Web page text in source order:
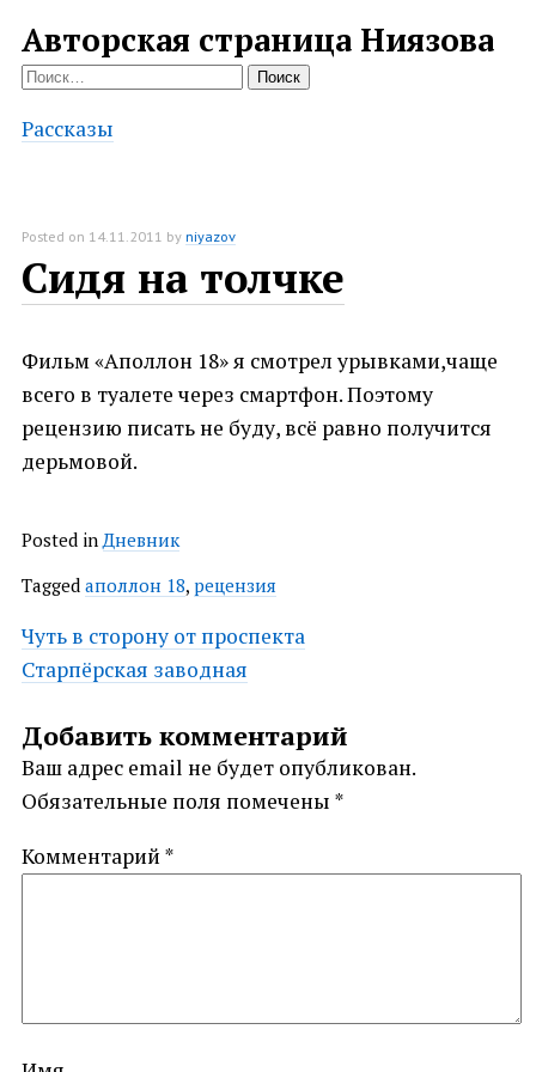
Авторская страница Ниязова
Найти:
Рассказы
Posted on 14.11.2011 byniyazov
Сидя на толчке
Фильм «Аполлон 18» я смотрел урывками,чаще
всего в туалете через смартфон. Поэтому
рецензию писать не буду, всё равно получится
дерьмовой.
Posted in Дневник
Tagged аполлон 18, рецензия
Post
navigation
Чуть в сторону от проспекта
Старпёрская заводная
Добавить комментарий
Ваш адрес email не будет опубликован.
Обязательные поля помечены *
Комментарий *